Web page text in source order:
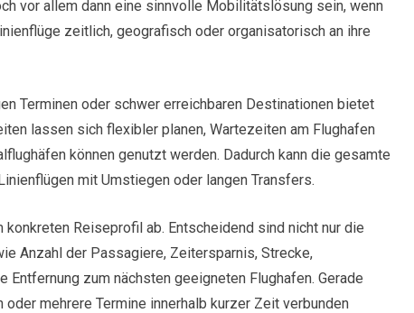
vor allem dann eine sinnvolle Mobilitätslösung sein, wenn
zeitlich, geografisch oder organisatorisch an ihre
Terminen oder schwer erreichbaren Destinationen bietet
lassen sich flexibler planen, Wartezeiten am Flughafen
können genutzt werden. Dadurch kann die gesamte
mit Umstiegen oder langen Transfers.
Reiseprofil ab. Entscheidend sind nicht nur die
Anzahl der Passagiere, Zeitersparnis, Strecke,
Entfernung zum nächsten geeigneten Flughafen. Gerade
mehrere Termine innerhalb kurzer Zeit verbunden